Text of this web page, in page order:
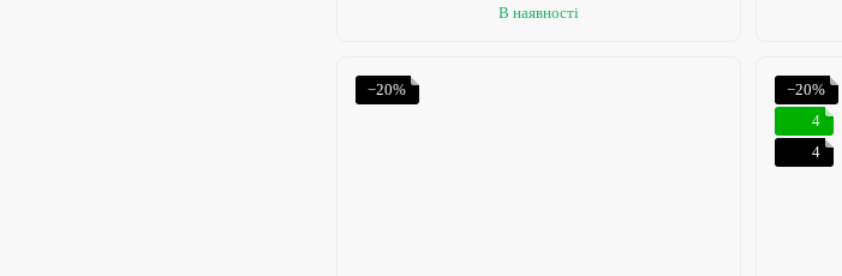
В наявності
−20%
−20%
4
4